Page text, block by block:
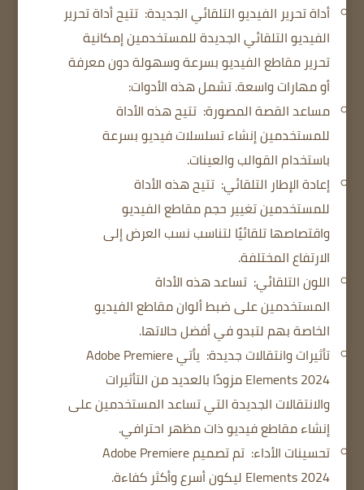
أداة تحرير الفيديو التلقائي الجديدة: تتيح أداة تحرير
الفيديو التلقائي الجديدة للمستخدمين إمكانية
تحرير مقاطع الفيديو بسرعة وسهولة دون معرفة
أو مهارات واسعة.تشمل هذه الأدوات:
مساعد القصة المصورة: تتيح هذه الأداة
للمستخدمين إنشاء تسلسلات فيديو بسرعة
باستخدام القوالب والعينات.
إعادة الإطار التلقائي: تتيح هذه الأداة
للمستخدمين تغيير حجم مقاطع الفيديو
واقتصاصها تلقائيًا لتناسب نسب العرض إلى
الارتفاع المختلفة.
اللون التلقائي: تساعد هذه الأداة
المستخدمين على ضبط ألوان مقاطع الفيديو
الخاصة بهم لتبدو في أفضل حالاتها.
تأثيرات وانتقالات جديدة:
يأتي Adobe Premiere
Elements 2024 مزودًا بالعديد من التأثيرات
والانتقالات الجديدة التي تساعد المستخدمين على
إنشاء مقاطع فيديو ذات مظهر احترافي.
تحسينات الأداء:
تم تصميم Adobe Premiere
Elements 2024 ليكون أسرع وأكثر كفاءة.